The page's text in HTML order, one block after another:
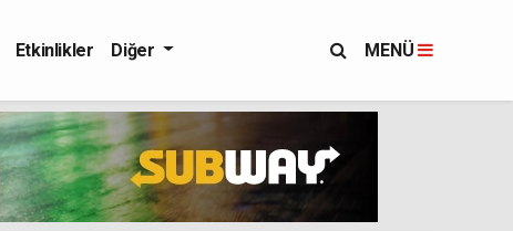
Etkinlikler Diğer MENÜ